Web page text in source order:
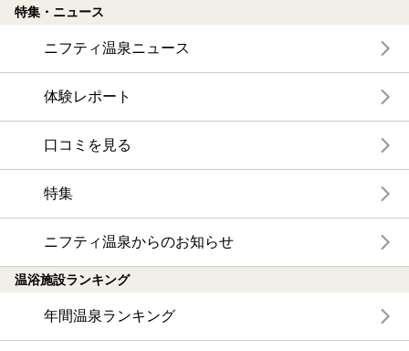
特集・ニュース
ニフティ温泉ニュース
体験レポート
口コミを見る
特集
ニフティ温泉からのお知らせ
温浴施設ランキング
年間温泉ランキング